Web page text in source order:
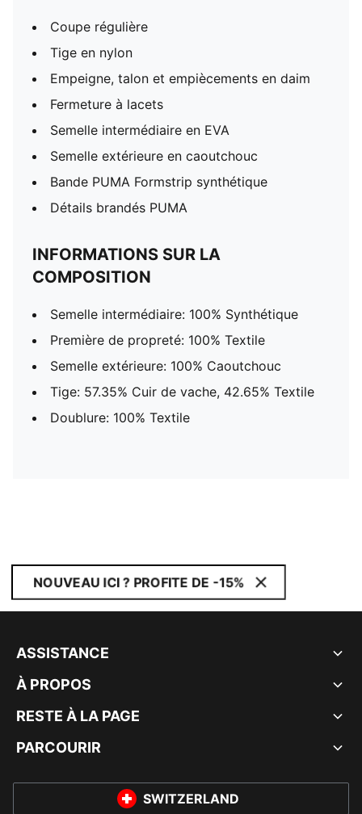
Coupe régulière
Tige en nylon
Empeigne, talon et empiècements en daim
Fermeture à lacets
Semelle intermédiaire en EVA
Semelle extérieure en caoutchouc
Bande PUMA Formstrip synthétique
Détails brandés PUMA
INFORMATIONS SUR LA
COMPOSITION
Semelle intermédiaire: 100% Synthétique
Première de propreté: 100% Textile
Semelle extérieure: 100% Caoutchouc
Tige: 57.35% Cuir de vache, 42.65% Textile
Doublure: 100% Textile
NOUVEAU ICI ? PROFITE DE -15%
ASSISTANCE
À PROPOS
RESTE À LA PAGE
PARCOURIR
SWITZERLAND